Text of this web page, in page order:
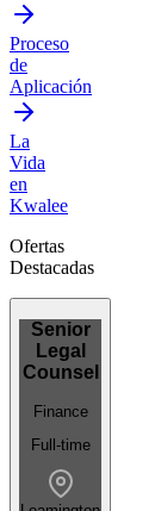
Proceso
de
Aplicación
La
Vida
en
Kwalee
Ofertas
Destacadas
Senior
Legal
Counsel
Finance
Full-time